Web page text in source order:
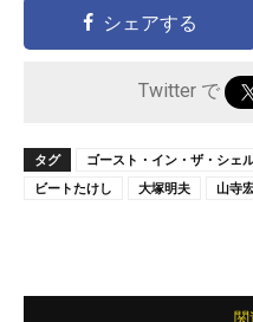
シェアする
Twitter で
タグ ゴースト・イン・ザ・シェ
ビートたけし
大塚明夫 山寺